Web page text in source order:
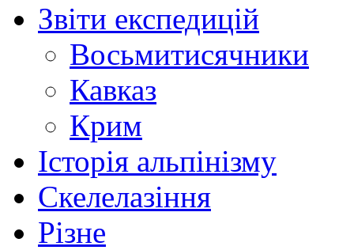
Звіти експедицій
Восьмитисячники
Кавказ
Крим
Історія альпінізму
Скелелазіння
Різне